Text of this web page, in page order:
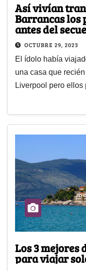
Así vivían
Barrancas los
antes del
OCTUBRE 29, 2023
El ídolo había
una casa que
Liverpool pero
Los 3 mejores
para viajar